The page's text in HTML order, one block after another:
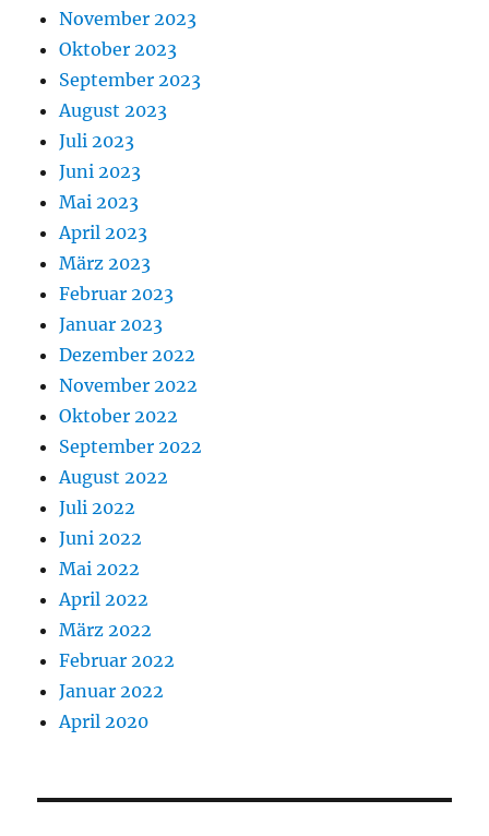
November 2023
Oktober 2023
September 2023
August 2023
Juli 2023
Juni 2023
Mai 2023
April 2023
März 2023
Februar 2023
Januar 2023
Dezember 2022
November 2022
Oktober 2022
September 2022
August 2022
Juli 2022
Juni 2022
Mai 2022
April 2022
März 2022
Februar 2022
Januar 2022
April 2020